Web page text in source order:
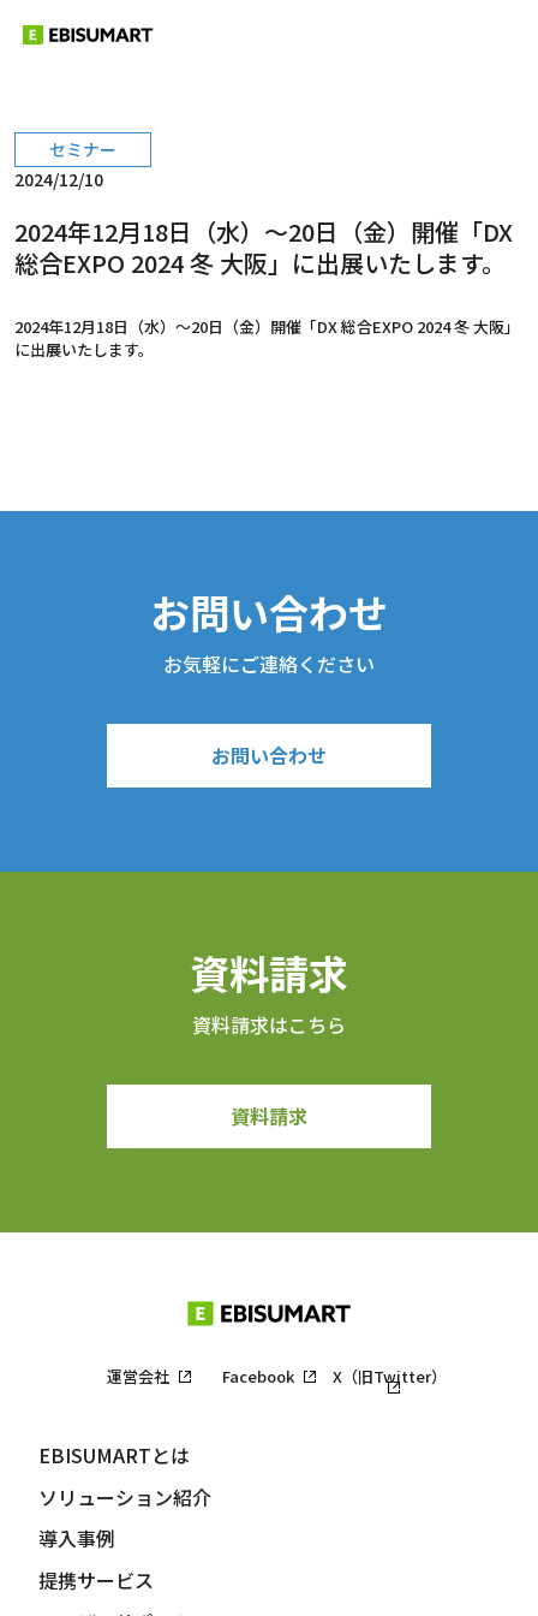
セミナー
2024/12/10
2024年12月18日（水）～20日（金）開催「DX
総合EXPO 2024 冬 大阪」に出展いたします。
2024年12月18日（水）～20日（金）開催「DX 総合EXPO 2024 冬 大阪」
に出展いたします。
お問い合わせ
お気軽にご連絡ください
お問い合わせ
資料請求
資料請求はこちら
資料請求
運営会社 Facebook X（旧Twitter）
EBISUMARTとは
ソリューション紹介
導入事例
提携サービス